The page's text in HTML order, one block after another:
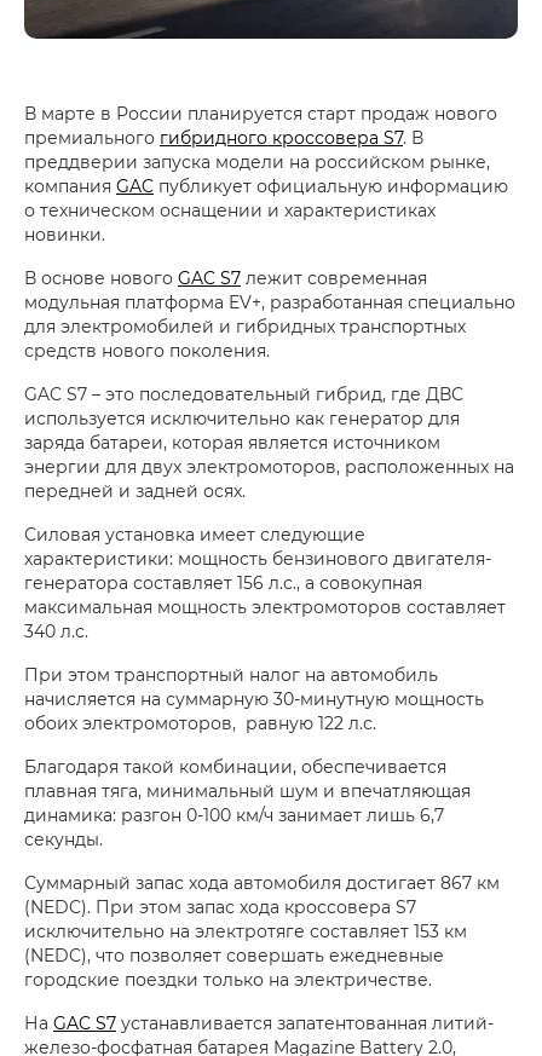
В марте в России планируется старт продаж нового
премиального гибридного кроссовера S7. В
преддверии запуска модели на российском рынке,
компания GAC публикует официальную информацию
о техническом оснащении и характеристиках
новинки.
В основе нового GAC S7 лежит современная
модульная платформа EV+, разработанная специально
для электромобилей и гибридных транспортных
средств нового поколения.
GAC S7 – это последовательный гибрид, где ДВС
используется исключительно как генератор для
заряда батареи, которая является источником
энергии для двух электромоторов, расположенных на
передней и задней осях.
Силовая установка имеет следующие
характеристики: мощность бензинового двигателя-
генератора составляет 156 л.с., а совокупная
максимальная мощность электромоторов составляет
340 л.с.
При этом транспортный налог на автомобиль
начисляется на суммарную 30-минутную мощность
обоих электромоторов, равную 122 л.с.
Благодаря такой комбинации, обеспечивается
плавная тяга, минимальный шум и впечатляющая
динамика: разгон 0-100 км/ч занимает лишь 6,7
секунды.
Суммарный запас хода автомобиля достигает 867 км
(NEDC). При этом запас хода кроссовера S7
исключительно на электротяге составляет 153 км
(NEDC), что позволяет совершать ежедневные
городские поездки только на электричестве.
На GAC S7 устанавливается запатентованная литий-
железо-фосфатная батарея Magazine Battery 2.0,